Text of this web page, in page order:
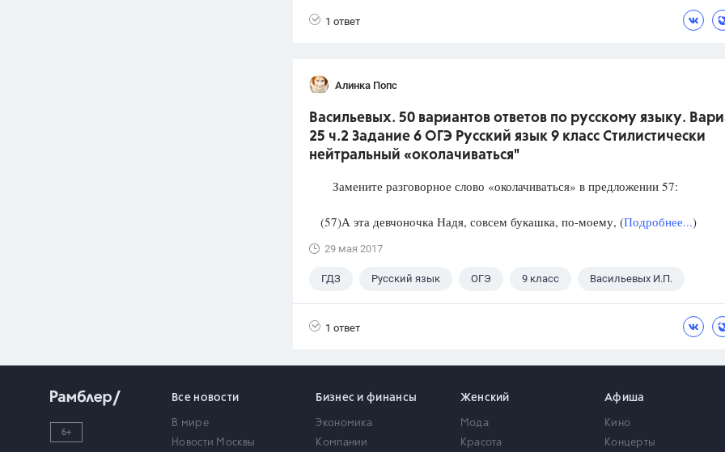
1 ответ
Алинка Попс
Васильевых. 50 вариантов ответов по русскому языку.
25 ч.2 Задание 6 ОГЭ Русский язык 9 класс Стилистически
нейтральный «околачиваться"
Замените разговорное слово «околачиваться» в предложении 57:
(57)А эта девчоночка Надя, совсем букашка, по-моему, (Подробнее...)
29 мая 2017
ГДЗ Русский язык ОГЭ 9 класс Васильевых И.П.
1 ответ
6+
Все новости
В мире
Новости Москвы
Бизнес и финансы
Экономика
Компании
Женский
Мода
Красота
Афиша
Кино
Концерты